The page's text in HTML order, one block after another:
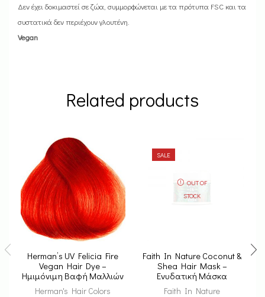
Δεν έχει δοκιμαστεί σε ζώα, συμμορφώνεται με τα πρότυπα FSC και τα
συστατικά δεν περιέχουν γλουτένη.
Vegan
Related products
Herman’s UV Felicia Fire
Vegan Hair Dye –
Ημιμόνιμη Βαφή Μαλλιών
Herman's Hair Colors
SALE
OUT OF
STOCK
Faith In Nature Coconut &
Shea Hair Mask –
Ενυδατική Μάσκα
Μαλλιών 300ml
Faith In Nature